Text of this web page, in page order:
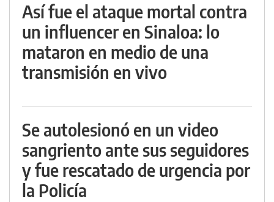
Así fue el ataque mortal contra
un influencer en Sinaloa: lo
mataron en medio de una
transmisión en vivo
Se autolesionó en un video
sangriento ante sus seguidores
y fue rescatado de urgencia por
la Policía